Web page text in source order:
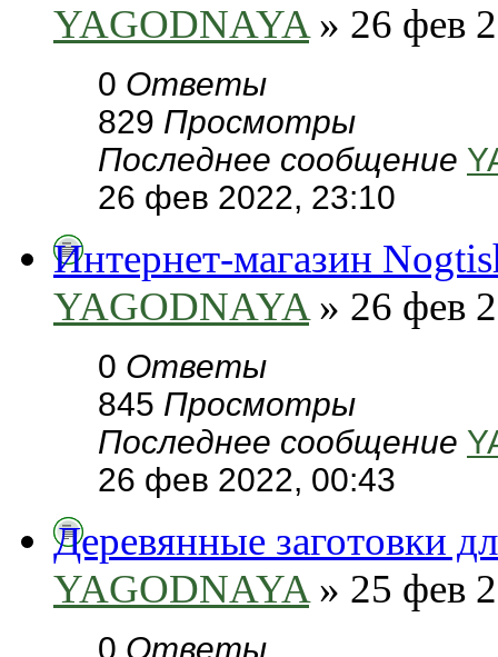
YAGODNAYA» 26 фев
0 Ответы
829 Просмотры
Последнее сообщение
26 фев 2022, 23:10
Интернет-магазин
YAGODNAYA» 26 фев
0 Ответы
845 Просмотры
Последнее сообщение
26 фев 2022, 00:43
Деревянные заготовки
YAGODNAYA» 25 фев
0 Ответы